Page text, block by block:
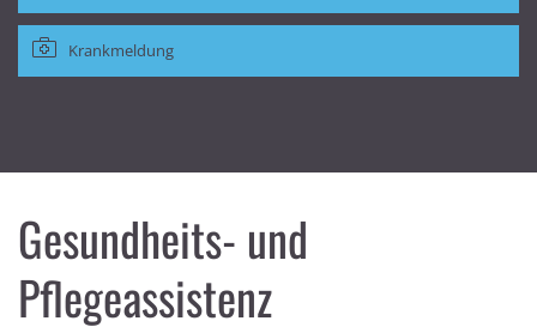
Krankmeldung
Gesundheits- und
Pflegeassistenz